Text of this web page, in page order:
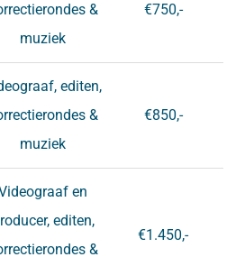
&
muziek
€750,-
editen,
&
muziek
€850,-
en
editen,
&
€1.450,-